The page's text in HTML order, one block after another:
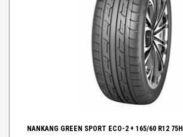
NANKANG GREEN SPORT ECO-2 + 165/60 R12 75H